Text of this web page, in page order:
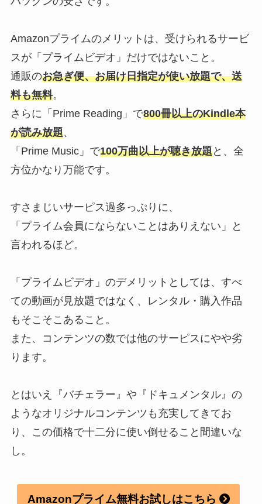
Amazonプライムのメリットは、受けられるサービ
スが「プライムビデオ」だけではないこと。
通販のお急ぎ便、お届け日指定が使い放題で、送
料も無料。
さらに「Prime Reading」で800冊以上のKindle本
が読み放題、
「Prime Music」で100万曲以上が聴き放題と、全
方位かなり万能です。
すさまじいサーピス過多っぷりに、
「プライム会員にならないことはありえない」と
言われるほど。
「プライムビデオ」のデメリットとしては、すべ
ての動画が見放題ではなく、レンタル・購入作品
もそこそこあること。
また、コンテンツの数では他のサーピスにやや劣
ります。
とはいえ『バチェラー』や『ドキュメンタル』の
ようなオリジナルコンテンツも充実してきてお
り、この価格で十二分に使い倒せること間違いな
し。
Amazonプライム無料お試しはこちら